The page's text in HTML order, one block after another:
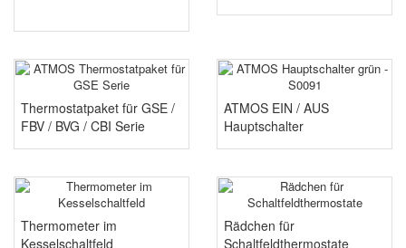
Thermostatpaket für GSE /
FBV / BVG / CBI Serie
ATMOS EIN / AUS
Hauptschalter
Thermometer im
Kesselschaltfeld
Rädchen für
Schaltfeldthermostate